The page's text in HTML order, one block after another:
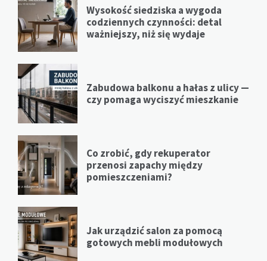
Wysokość siedziska a wygoda
codziennych czynności: detal
ważniejszy, niż się wydaje
Zabudowa balkonu a hałas z ulicy —
czy pomaga wyciszyć mieszkanie
Co zrobić, gdy rekuperator
przenosi zapachy między
pomieszczeniami?
Jak urządzić salon za pomocą
gotowych mebli modułowych